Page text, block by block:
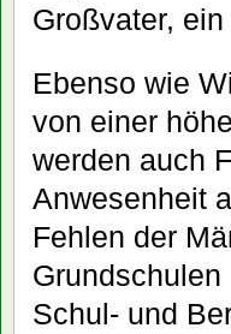
Großvater,
Ebenso wie
von einer
werden auch
Anwesenheit
Fehlen der
Schul- und